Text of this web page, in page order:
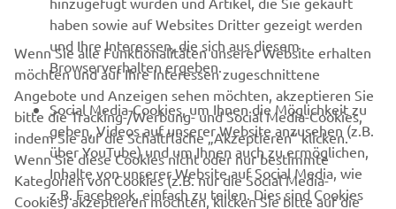
haben sowie auf Websites Dritter gezeigt werden
und Ihre Interessen, die sich aus diesem
Browserverhalten ergeben.
Social Media-Cookies, um Ihnen die Möglichkeit zu
geben, Videos auf unserer Website anzusehen (z.B.
über YouTube) und um Ihnen auch zu ermöglichen,
Inhalte von unserer Website auf Social Media, wie
z.B. Facebook, einfach zu teilen. Dies sind Cookies
von Drittanbietern von Social Media und
Wenn Sie alle Funktionalitäten unserer Website erhalten
möchten und auf Ihre Interessen zugeschnittene
Angebote und Anzeigen sehen möchten, akzeptieren Sie
bitte die Tracking-/Werbung- und Social Media-Cookies,
indem Sie auf die Schaltfläche „Akzeptieren“ klicken.
Wenn Sie diese Cookies nicht oder nur bestimmte
Kategorien von Cookies (z.B. nur die Social Media-
Cookies) akzeptieren möchten, klicken Sie bitte auf die